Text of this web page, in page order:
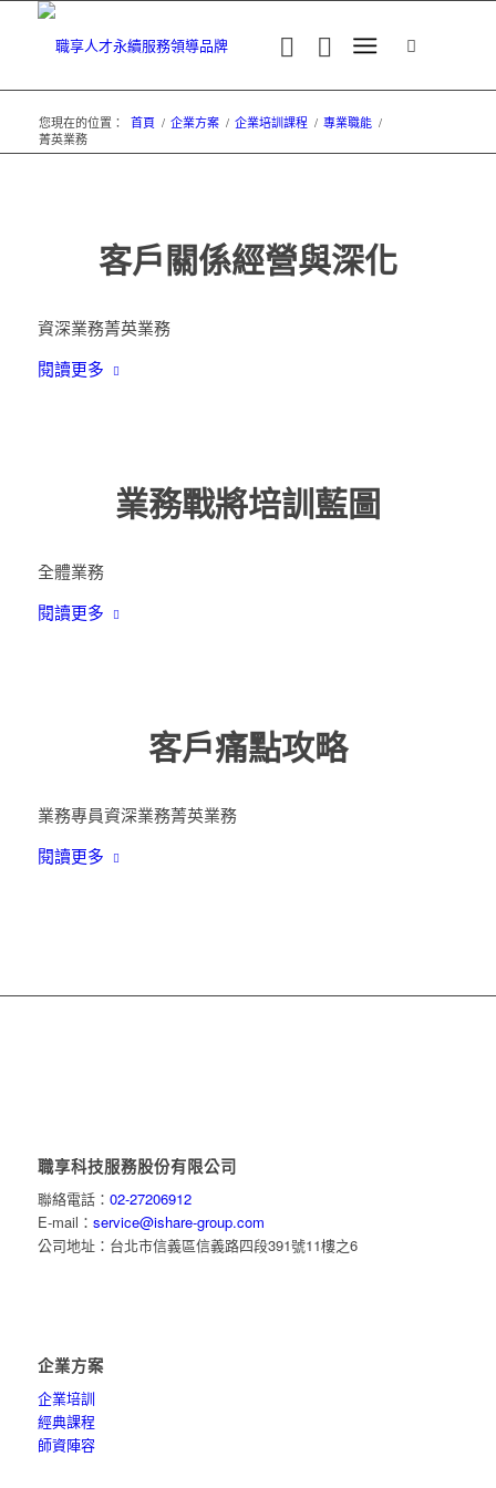
您現在的位置： 首頁 / 企業方案 / 企業培訓課程 / 專業職能 /
菁英業務
客戶關係經營與深化
資深業務菁英業務
閱讀更多
業務戰將培訓藍圖
全體業務
閱讀更多
客戶痛點攻略
業務專員資深業務菁英業務
閱讀更多
職享科技服務股份有限公司
聯絡電話： 02-27206912
E-mail： service@ishare-group.com
公司地址：台北市信義區信義路四段391號11樓之6
企業方案
企業培訓
經典課程
師資陣容